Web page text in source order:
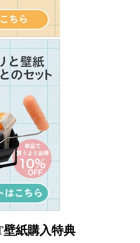
壁紙購入特典